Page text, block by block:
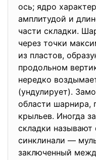
ось; ядро
амплитудой и
части складки.
через точки
из пластов,
продольном
нередко
(ундулирует).
области шарнира,
крыльев. Иногда
складки
синклинали —
заключенный